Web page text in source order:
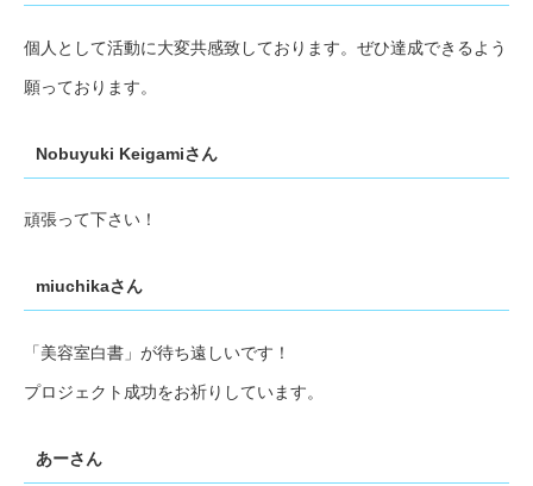
個人として活動に大変共感致しております。ぜひ達成できるよう
願っております。
Nobuyuki Keigamiさん
頑張って下さい！
miuchikaさん
「美容室白書」が待ち遠しいです！
プロジェクト成功をお祈りしています。
あーさん